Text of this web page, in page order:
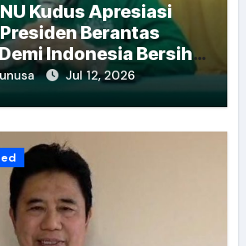
Kudus Apresiasi
Berantas
Indonesia Bersih
Jul 12, 2026